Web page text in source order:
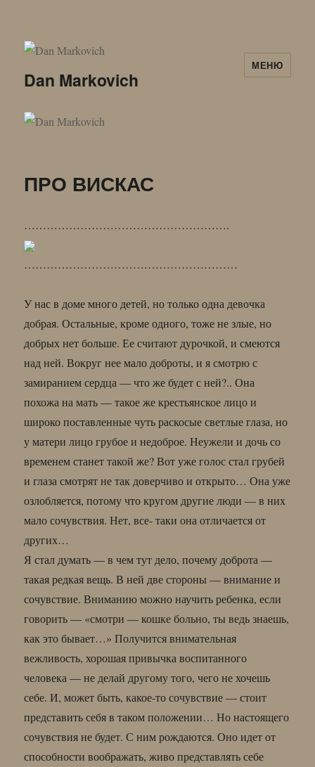
Dan Markovich
МЕНЮ
ПРО ВИСКАС
……………………………………………….
…………………………………………………
У нас в доме много детей, но только одна девочка
добрая. Остальные, кроме одного, тоже не злые, но
добрых нет больше. Ее считают дурочкой, и смеются
над ней. Вокруг нее мало доброты, и я смотрю с
замиранием сердца — что же будет с ней?.. Она
похожа на мать — такое же крестьянское лицо и
широко поставленные чуть раскосые светлые глаза, но
у матери лицо грубое и недоброе. Неужели и дочь со
временем станет такой же? Вот уже голос стал грубей
и глаза смотрят не так доверчиво и открыто… Она уже
озлобляется, потому что кругом другие люди — в них
мало сочувствия. Нет, все- таки она отличается от
других…
Я стал думать — в чем тут дело, почему доброта —
такая редкая вещь. В ней две стороны — внимание и
сочувствие. Вниманию можно научить ребенка, если
говорить — «смотри — кошке больно, ты ведь знаешь,
как это бывает…» Получится внимательная
вежливость, хорошая привычка воспитанного
человека — не делай другому того, чего не хочешь
себе. И, может быть, какое-то сочувствие — стоит
представить себя в таком положении… Но настоящего
сочувствия не будет. С ним рождаются. Оно идет от
способности воображать, живо представлять себе